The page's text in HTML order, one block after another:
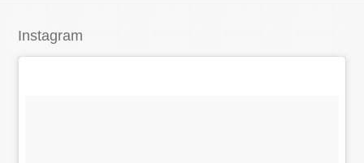
Instagram